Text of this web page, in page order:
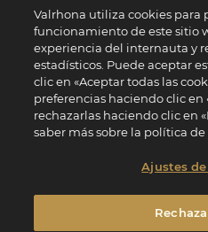
Aviso de
El logotipo “Certified B Corporation” lo
ánimo de lucro, a empresas como la
Evaluación de Impacto B (“BIA”) y
rendimiento social y medioambiental,
un organismo de evaluación de la
sentido del Reglamento (UE) nº 1025/
independientes de las normas
nacionales o
Valrhona utiliza cookies para
funcionamiento de este sitio
experiencia del internauta y
estadísticos. Puede aceptar
clic en «Aceptar todas las
preferencias haciendo clic en
rechazarlas haciendo clic en
saber más sobre la política de
Ajustes